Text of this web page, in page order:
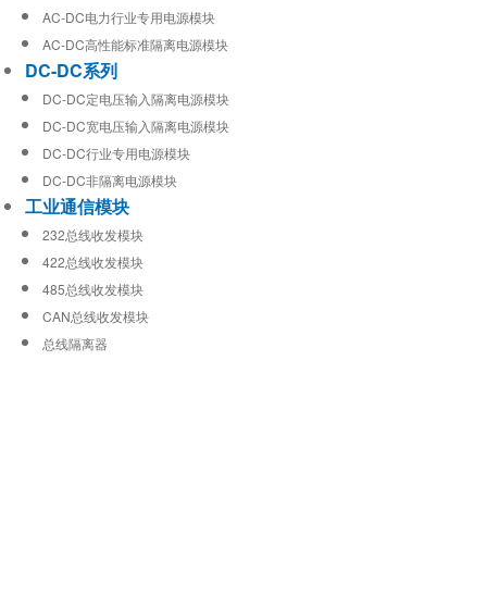
AC-DC电力行业专用电源模块
AC-DC高性能标准隔离电源模块
DC-DC系列
DC-DC定电压输入隔离电源模块
DC-DC宽电压输入隔离电源模块
DC-DC行业专用电源模块
DC-DC非隔离电源模块
工业通信模块
232总线收发模块
422总线收发模块
485总线收发模块
CAN总线收发模块
总线隔离器